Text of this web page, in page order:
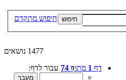
חיפוש חיפוש מתקדם
1477 נושאים
דף 1 מתוך 74 עבור לדף: